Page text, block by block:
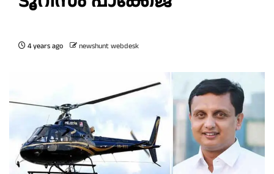
4 years ago newshunt webdesk